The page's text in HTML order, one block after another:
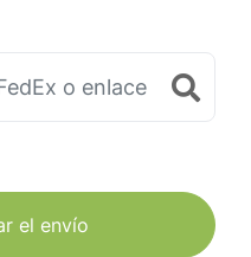
el envío